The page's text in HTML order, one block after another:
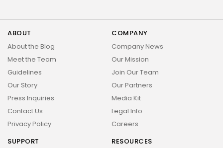
ABOUT
About the Blog
Meet the Team
Guidelines
Our Story
Press Inquiries
Contact Us
Privacy Policy
COMPANY
Company News
Our Mission
Join Our Team
Our Partners
Media Kit
Legal Info
Careers
SUPPORT
RESOURCES